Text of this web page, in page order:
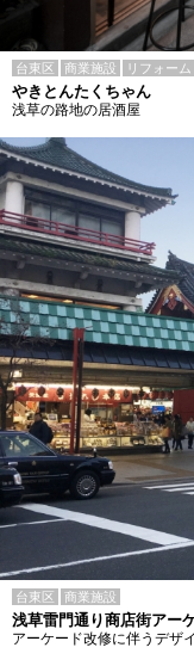
台東区 商業施設 リフォー
やきとんたくちゃん
浅草の路地の居酒屋
台東区 商業施設
浅草雷門通り商店街アー
アーケード改修に伴うデザ